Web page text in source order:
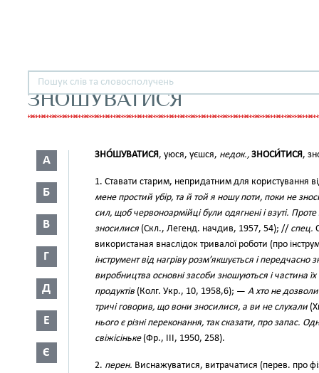
ЗНОШУВАТИСЯ
А
Б
В
Г
Д
Е
Є
ЗНО́ШУВАТИСЯ, уюся, уєшся, недок., ЗНОСИ́ТИСЯ,
1. Ставати старим, непридатним для користування
мене простий убір, та й той я ношу поти, поки не
сил, щоб червоноармійці були одягнені і взуті.
зносилися (Скл., Легенд. начдив, 1957, 54); // спец.
використаная внаслідок тривалої роботи (про
інструмент від нагріву розм’якшується і передчасно
виробництва основні засоби зношуються і частина
продуктів (Колг. Укр., 10, 1958,6); — А хто не
тричі говорив, що вони зносилися, а ви не слухали
нього є різні переконання, так сказати, про запас.
свіжісіньке(Фр., III, 1950, 258).
2. перен. Виснажуватися, витрачатися (перев. про